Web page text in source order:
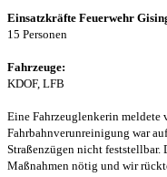
Einsatzkräfte Feuerwehr
15 Personen
Fahrzeuge:
KDOF, LFB
Eine Fahrzeuglenkerin meldete
Fahrbahnverunreinigung war
Straßenzügen nicht feststellbar.
Maßnahmen nötig und wir